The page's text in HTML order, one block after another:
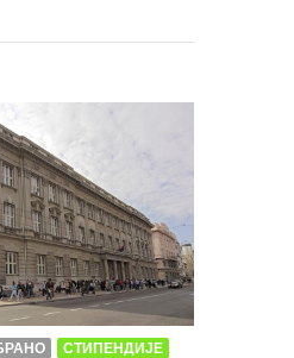
СТИПЕНДИЈЕ